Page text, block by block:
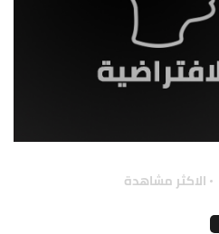
الاكثر مشاهدة